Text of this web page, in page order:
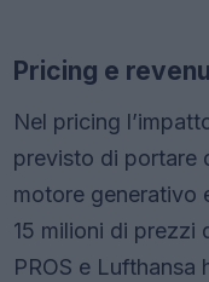
Pricing e
Nel pricing
previsto di portare
motore generativo
15 milioni di prezzi
PROS e